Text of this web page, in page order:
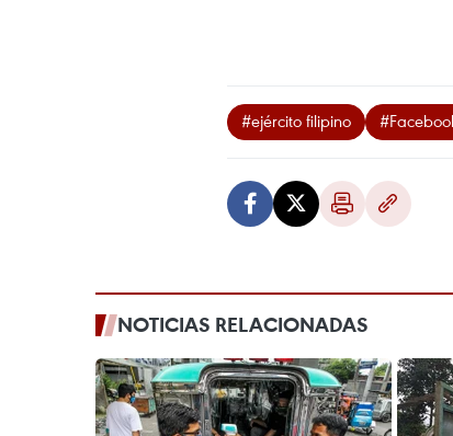
#ejército filipino
NOTICIAS RELACIONADAS